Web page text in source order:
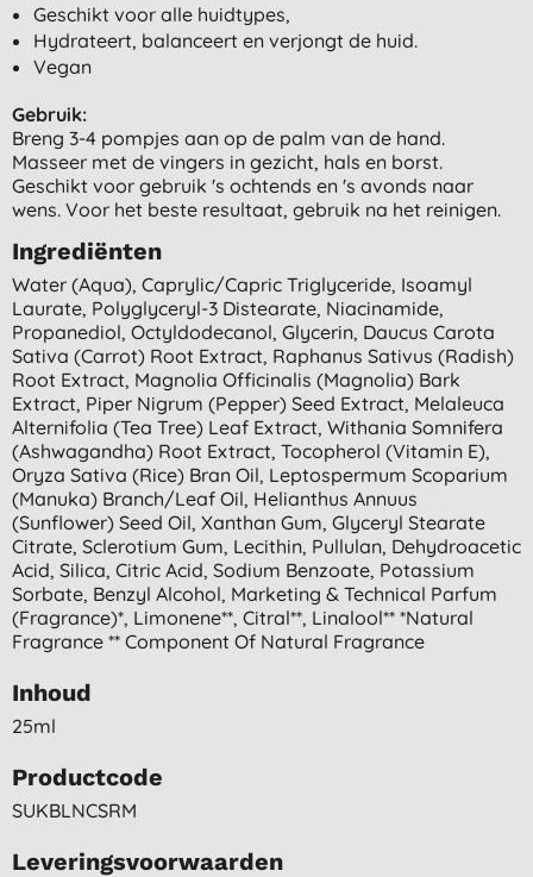
Geschikt voor alle huidtypes,
Hydrateert, balanceert en verjongt de huid.
Vegan
Gebruik:
Breng 3-4 pompjes aan op de palm van de hand.
Masseer met de vingers in gezicht, hals en borst.
Geschikt voor gebruik 's ochtends en 's avonds naar
wens. Voor het beste resultaat, gebruik na het reinigen.
Ingrediënten
Water (aqua), Caprylic/capric Triglyceride, Isoamyl
Laurate, Polyglyceryl-3 Distearate, Niacinamide,
Propanediol, Octyldodecanol, Glycerin, Daucus Carota
Sativa (carrot) Root Extract, Raphanus Sativus (radish)
Root Extract, Magnolia Officinalis (magnolia) Bark
Extract, Piper Nigrum (pepper) Seed Extract, Melaleuca
Alternifolia (tea Tree) Leaf Extract, Withania Somnifera
(ashwagandha) Root Extract, Tocopherol (vitamin E),
Oryza Sativa (rice) Bran Oil, Leptospermum Scoparium
(manuka) Branch/leaf Oil, Helianthus Annuus
(sunflower) Seed Oil, Xanthan Gum, Glyceryl Stearate
Citrate, Sclerotium Gum, Lecithin, Pullulan, Dehydroacetic
Acid, Silica, Citric Acid, Sodium Benzoate, Potassium
Sorbate, Benzyl Alcohol, Marketing & Technical Parfum
(fragrance)*, Limonene**, Citral**, Linalool** *natural
Fragrance ** Component Of Natural Fragrance
Inhoud
25ml
Productcode
SUKBLNCSRM
Leveringsvoorwaarden